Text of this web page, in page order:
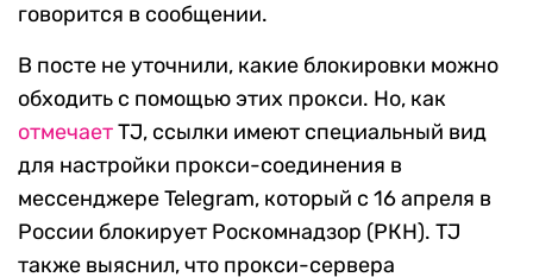
говорится в сообщении.
В посте не уточнили, какие блокировки можно
обходить с помощью этих прокси. Но, как
отмечаетTJ, ссылки имеют специальный вид
для настройки прокси-соединения в
мессенджере Telegram, который с 16 апреля в
России блокирует Роскомнадзор (РКН). TJ
также выяснил, что прокси-сервера